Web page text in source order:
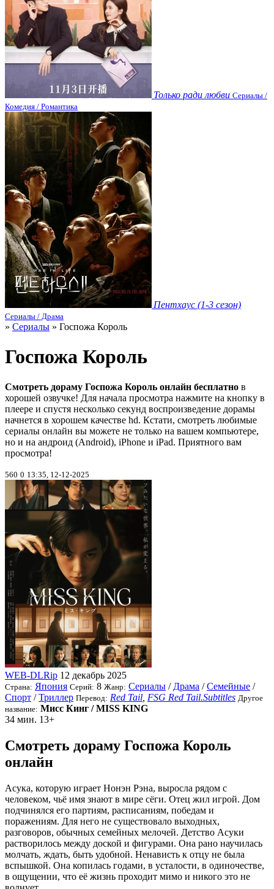
Только ради любви Сериалы /
Комедия / Романтика
Пентхаус (1-3 сезон)
Сериалы / Драма
» Сериалы » Госпожа Король
Госпожа Король
Смотреть дораму Госпожа Король онлайн бесплатно в
хорошей озвучке! Для начала просмотра нажмите на кнопку в
плеере и спустя несколько секунд воспроизведение дорамы
начнется в хорошем качестве hd. Кстати, смотреть любимые
сериалы онлайн вы можете не только на вашем компьютере,
но и на андроид (Android), iPhone и iPad. Приятного вам
просмотра!
560 0 13:35, 12-12-2025
WEB-DLRip 12 декабрь 2025
Страна: Япония Серий: 8 Жанр: Сериалы / Драма /Семейные /
Спорт /Триллер Перевод: Red Tail FSG Red Tail.Subtitles Другое
название: Мисс Кинг / MISS KING
34 мин. 13+
Смотреть дораму Госпожа Король
онлайн
Асука, которую играет Нонэн Рэна, выросла рядом с
человеком, чьё имя знают в мире сёги. Отец жил игрой. Дом
подчинялся его партиям, расписаниям, победам и
поражениям. Для него не существовало выходных,
разговоров, обычных семейных мелочей. Детство Асуки
растворилось между доской и фигурами. Она рано научилась
молчать, ждать, быть удобной. Ненависть к отцу не была
вспышкой. Она копилась годами, в усталости, в одиночестве,
в ощущении, что её жизнь проходит мимо и никого это не